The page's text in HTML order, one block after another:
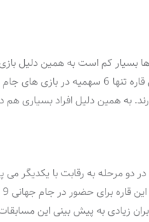
ها بسیار کم است به همین دلیل
یک مرحله انجام می شود. هم چنین این قاره
دارند. به همین دلیل افراد
مرحله به رقابت با یکدیگر می
زیادی به پیش بینی این